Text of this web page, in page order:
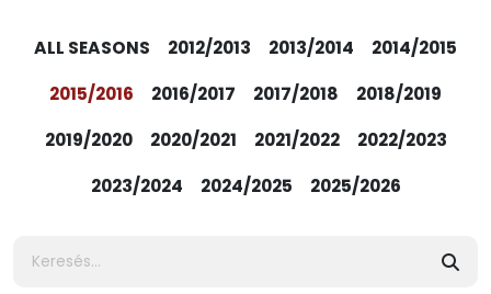
ALL SEASONS 2012/2013 2013/2014
2014/2015
2015/2016
2016/2017 2017/2018
2018/2019
2019/2020
2020/2021 2021/2022
2022/2023
2023/2024
2024/2025 2025/2026